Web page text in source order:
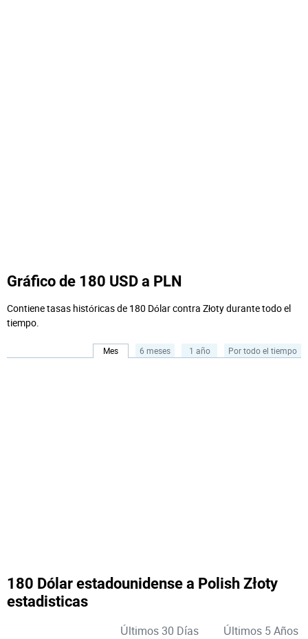
Gráfico de 180 USD a PLN
Contiene tasas históricas de 180 Dólar contra Złoty durante todo el
tiempo.
Mes 6 meses 1 año Por todo el tiempo
180 Dólar estadounidense a Polish Złoty
estadisticas
Últimos 30 Días Últimos 5 Años